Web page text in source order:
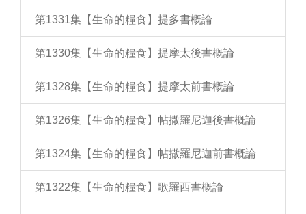
第1331集【生命的糧食】提多書概論
第1330集【生命的糧食】提摩太後書概論
第1328集【生命的糧食】提摩太前書概論
第1326集【生命的糧食】帖撒羅尼迦後書概論
第1324集【生命的糧食】帖撒羅尼迦前書概論
第1322集【生命的糧食】歌羅西書概論